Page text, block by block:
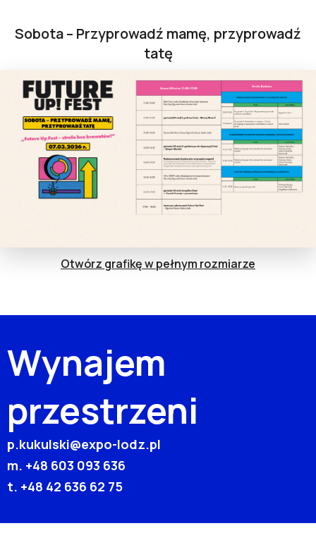
Sobota – Przyprowadź mamę, przyprowadź
tatę
Otwórz grafikę w pełnym rozmiarze
Wynajem
przestrzeni
p.kukulski@expo-lodz.pl
m. +48 603 093 636
t. +48 42 636 62 75